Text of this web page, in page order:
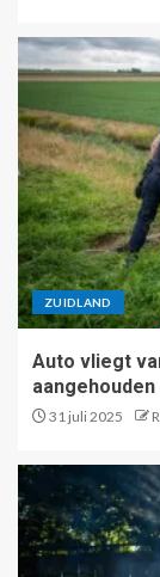
ZUIDLAND
Auto vliegt
aangehouden
31 juli 2025